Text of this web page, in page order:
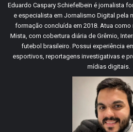
Eduardo Caspary Schiefelbein é jornalista
e especialista em Jornalismo Digital pela
formação concluída em 2018. Atua
Mista, com cobertura diária de Grêmio,
futebol brasileiro. Possui experiência
esportivos, reportagens investigativas e
mídias digitais.